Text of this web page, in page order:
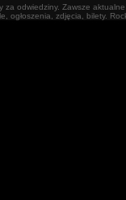
za odwiedziny. Zawsze
ogłoszenia, zdjęcia, bilety.